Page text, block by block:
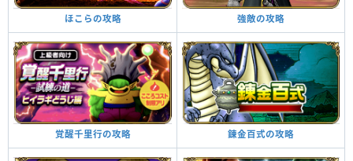
ほこらの攻略 強敵の攻略
覚醒千里行の攻略 錬金百式の攻略